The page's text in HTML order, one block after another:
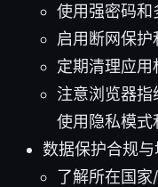
使用强密码和
启用断网保护
定期清理应用
注意浏览器
使用隐私模式
数据保护合规与
了解所在国